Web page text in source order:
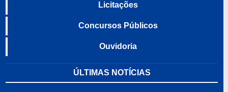
Licitações
Concursos Públicos
Ouvidoria
ÚLTIMAS NOTÍCIAS